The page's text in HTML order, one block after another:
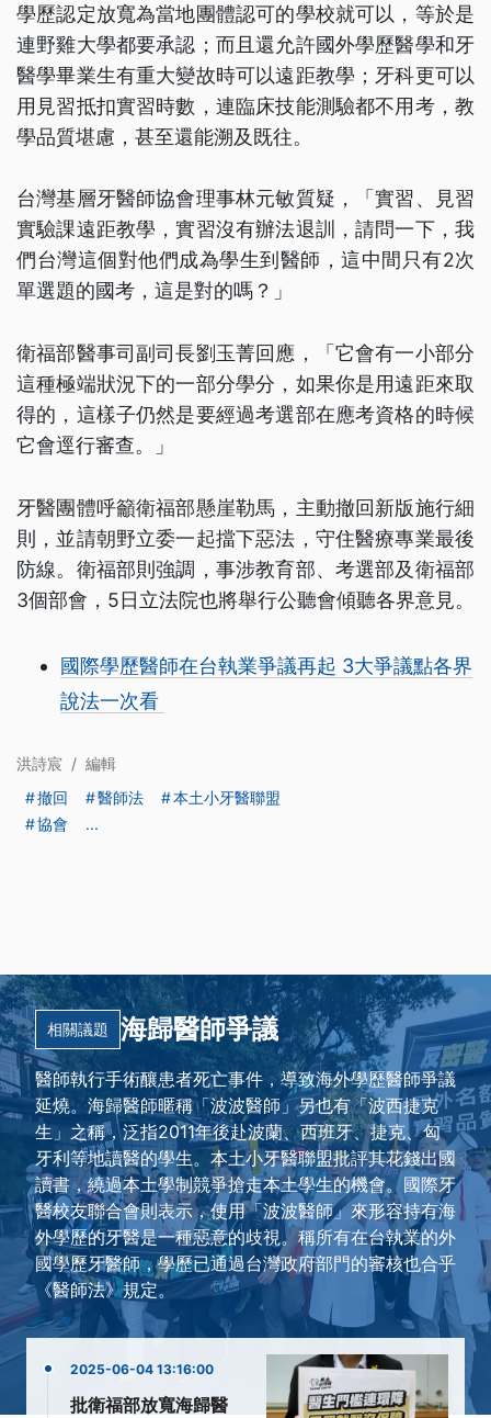
學歷認定放寬為當地團體認可的學校就可以，等於是
連野雞大學都要承認；而且還允許國外學歷醫學和牙
醫學畢業生有重大變故時可以遠距教學；牙科更可以
用見習抵扣實習時數，連臨床技能測驗都不用考，教
學品質堪慮，甚至還能溯及既往。
台灣基層牙醫師協會理事林元敏質疑，「實習、見習
實驗課遠距教學，實習沒有辦法退訓，請問一下，我
們台灣這個對他們成為學生到醫師，這中間只有2次
單選題的國考，這是對的嗎？」
衛福部醫事司副司長劉玉菁回應，「它會有一小部分
這種極端狀況下的一部分學分，如果你是用遠距來取
得的，這樣子仍然是要經過考選部在應考資格的時候
它會逕行審查。」
牙醫團體呼籲衛福部懸崖勒馬，主動撤回新版施行細
則，並請朝野立委一起擋下惡法，守住醫療專業最後
防線。衛福部則強調，事涉教育部、考選部及衛福部
3個部會，5日立法院也將舉行公聽會傾聽各界意見。
國際學歷醫師在台執業爭議再起 3大爭議點各界
說法一次看
洪詩宸 / 編輯
撤回
醫師法
本土小牙醫聯盟
協會
...
相關議題 海歸醫師爭議
醫師執行手術釀患者死亡事件，導致海外學歷醫師爭議
延燒。海歸醫師暱稱「波波醫師」另也有「波西捷克
生」之稱，泛指2011年後赴波蘭、西班牙、捷克、匈
牙利等地讀醫的學生。本土小牙醫聯盟批評其花錢出國
讀書，繞過本土學制競爭搶走本土學生的機會。國際牙
醫校友聯合會則表示，使用「波波醫師」來形容持有海
外學歷的牙醫是一種惡意的歧視。稱所有在台執業的外
國學歷牙醫師，學歷已通過台灣政府部門的審核也合乎
《醫師法》規定。
2025-06-04 13:16:00
批衛福部放寬海歸醫